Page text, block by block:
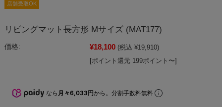
店舗受取OK
リビングマット長方形 Mサイズ (MAT177)
価格: ¥18,100 (税込 ¥19,910)
[ポイント還元 199ポイント〜]
なら 月々6,033円から。分割手数料無料